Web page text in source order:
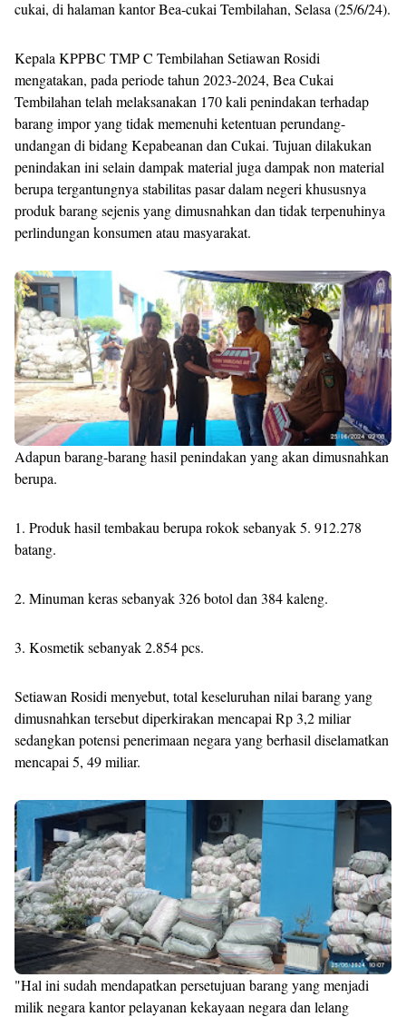
cukai, di halaman kantor Bea-cukai Tembilahan, Selasa (25/6/24).
Kepala KPPBC TMP C Tembilahan Setiawan Rosidi
mengatakan, pada periode tahun 2023-2024, Bea Cukai
Tembilahan telah melaksanakan 170 kali penindakan terhadap
barang impor yang tidak memenuhi ketentuan perundang-
undangan di bidang Kepabeanan dan Cukai. Tujuan dilakukan
penindakan ini selain dampak material juga dampak non material
berupa tergantungnya stabilitas pasar dalam negeri khususnya
produk barang sejenis yang dimusnahkan dan tidak terpenuhinya
perlindungan konsumen atau masyarakat.
Adapun barang-barang hasil penindakan yang akan dimusnahkan
berupa.
1. Produk hasil tembakau berupa rokok sebanyak 5. 912.278
batang.
2. Minuman keras sebanyak 326 botol dan 384 kaleng.
3. Kosmetik sebanyak 2.854 pcs.
Setiawan Rosidi menyebut, total keseluruhan nilai barang yang
dimusnahkan tersebut diperkirakan mencapai Rp 3,2 miliar
sedangkan potensi penerimaan negara yang berhasil diselamatkan
mencapai 5, 49 miliar.
"Hal ini sudah mendapatkan persetujuan barang yang menjadi
milik negara kantor pelayanan kekayaan negara dan lelang